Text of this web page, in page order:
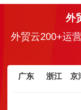
外
外贸云200+运
广东 浙江 京